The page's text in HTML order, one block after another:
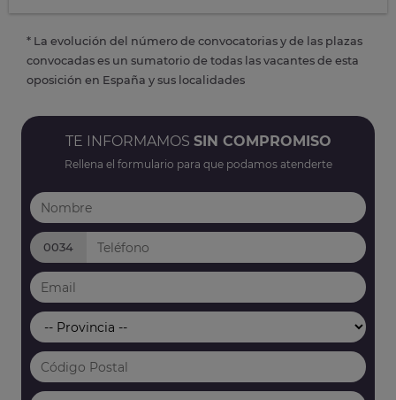
* La evolución del número de convocatorias y de las plazas
convocadas es un sumatorio de todas las vacantes de esta
oposición en España y sus localidades
TE INFORMAMOS SIN COMPROMISO
Rellena el formulario para que podamos atenderte
0034